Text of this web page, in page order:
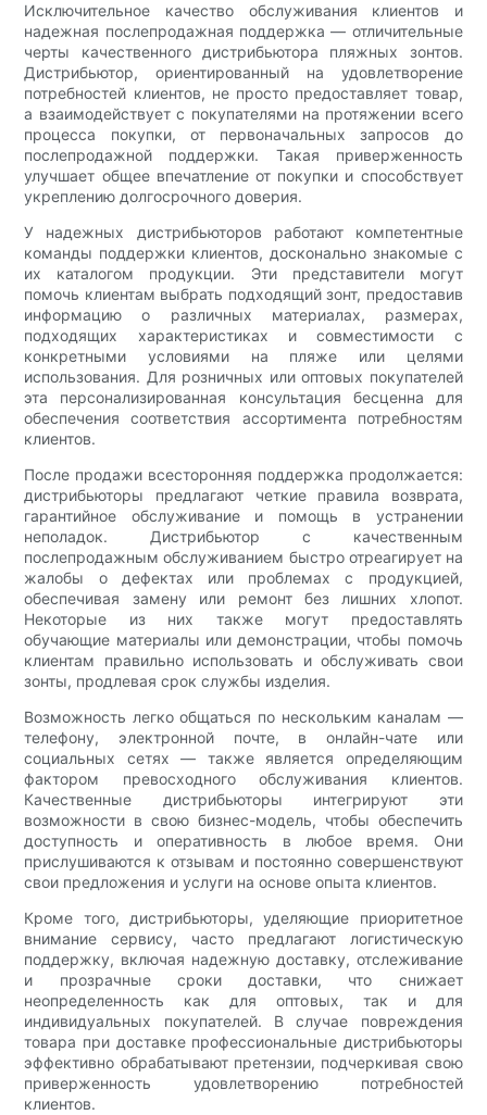
Исключительное качество обслуживания клиентов и
надежная послепродажная поддержка — отличительные
черты качественного дистрибьютора пляжных зонтов.
Дистрибьютор, ориентированный на удовлетворение
потребностей клиентов, не просто предоставляет товар,
а взаимодействует с покупателями на протяжении всего
процесса покупки, от первоначальных запросов до
послепродажной поддержки. Такая приверженность
улучшает общее впечатление от покупки и способствует
укреплению долгосрочного доверия.
У надежных дистрибьюторов работают компетентные
команды поддержки клиентов, досконально знакомые с
их каталогом продукции. Эти представители могут
помочь клиентам выбрать подходящий зонт, предоставив
информацию о различных материалах, размерах,
подходящих характеристиках и совместимости с
конкретными условиями на пляже или целями
использования. Для розничных или оптовых покупателей
эта персонализированная консультация бесценна для
обеспечения соответствия ассортимента потребностям
клиентов.
После продажи всесторонняя поддержка продолжается:
дистрибьюторы предлагают четкие правила возврата,
гарантийное обслуживание и помощь в устранении
неполадок. Дистрибьютор с качественным
послепродажным обслуживанием быстро отреагирует на
жалобы о дефектах или проблемах с продукцией,
обеспечивая замену или ремонт без лишних хлопот.
Некоторые из них также могут предоставлять
обучающие материалы или демонстрации, чтобы помочь
клиентам правильно использовать и обслуживать свои
зонты, продлевая срок службы изделия.
Возможность легко общаться по нескольким каналам —
телефону, электронной почте, в онлайн-чате или
социальных сетях — также является определяющим
фактором превосходного обслуживания клиентов.
Качественные дистрибьюторы интегрируют эти
возможности в свою бизнес-модель, чтобы обеспечить
доступность и оперативность в любое время. Они
прислушиваются к отзывам и постоянно совершенствуют
свои предложения и услуги на основе опыта клиентов.
Кроме того, дистрибьюторы, уделяющие приоритетное
внимание сервису, часто предлагают логистическую
поддержку, включая надежную доставку, отслеживание
и прозрачные сроки доставки, что снижает
неопределенность как для оптовых, так и для
индивидуальных покупателей. В случае повреждения
товара при доставке профессиональные дистрибьюторы
эффективно обрабатывают претензии, подчеркивая свою
приверженность удовлетворению потребностей
клиентов.